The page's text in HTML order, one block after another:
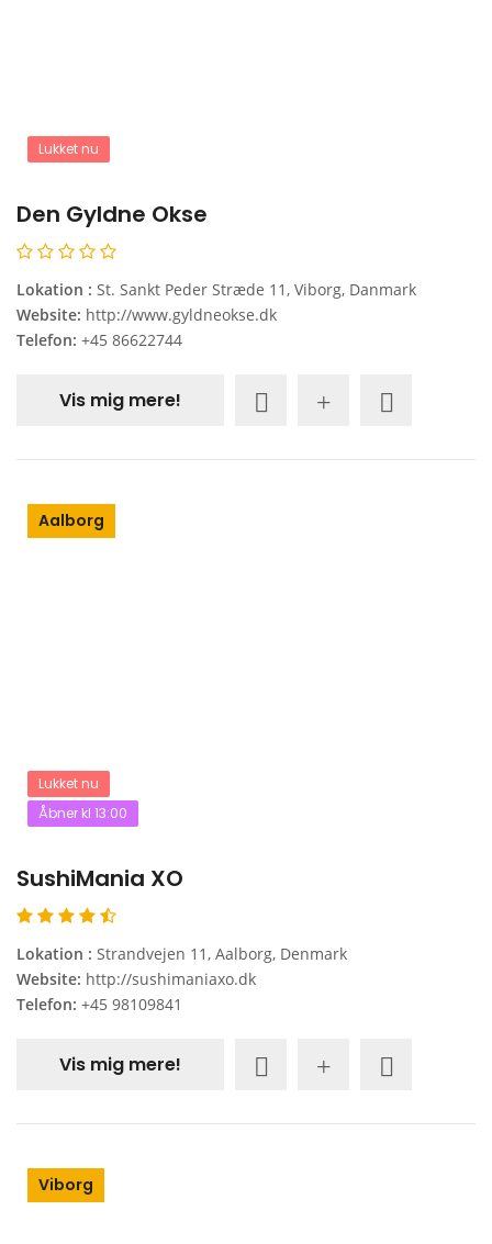
Lukket nu
Den Gyldne Okse
Lokation : St. Sankt Peder Stræde 11, Viborg, Danmark
Website: http://www.gyldneokse.dk
Telefon: +45 86622744
Vis mig mere!
Aalborg
Lukket nu
Åbner kl 13:00
SushiMania XO
Lokation : Strandvejen 11, Aalborg, Denmark
Website: http://sushimaniaxo.dk
Telefon: +45 98109841
Vis mig mere!
Viborg